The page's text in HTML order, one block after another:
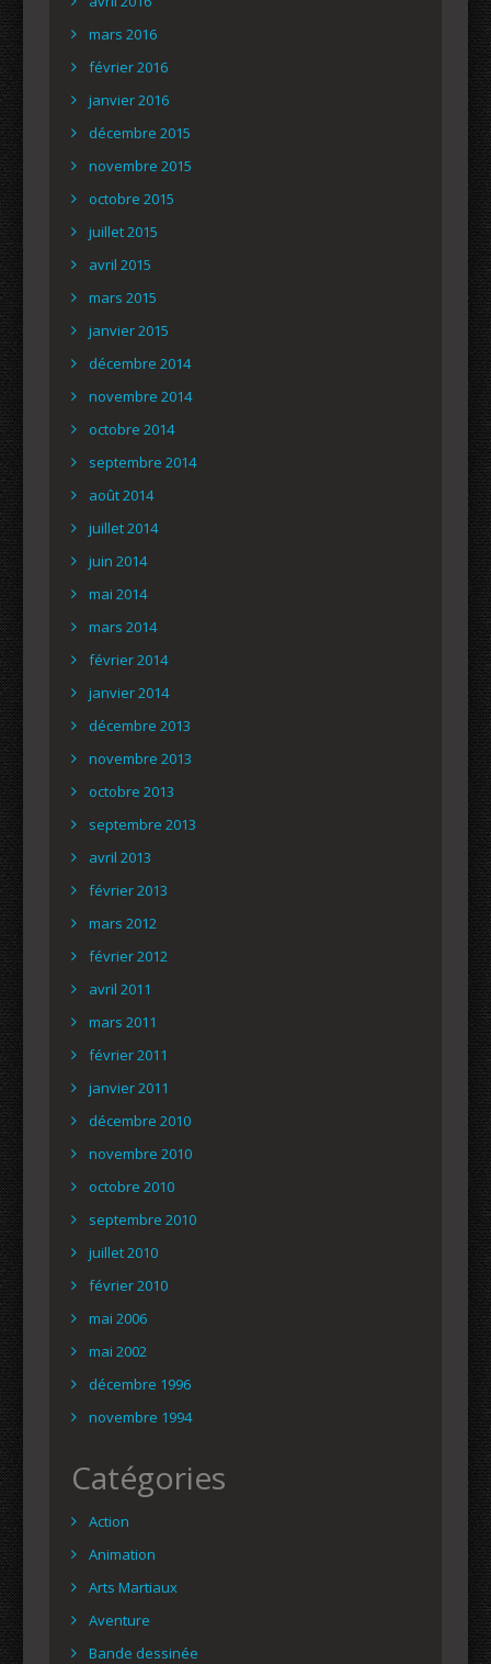
mars 2016
février 2016
janvier 2016
décembre 2015
novembre 2015
octobre 2015
juillet 2015
avril 2015
mars 2015
janvier 2015
décembre 2014
novembre 2014
octobre 2014
septembre 2014
août 2014
juillet 2014
juin 2014
mai 2014
mars 2014
février 2014
janvier 2014
décembre 2013
novembre 2013
octobre 2013
septembre 2013
avril 2013
février 2013
mars 2012
février 2012
avril 2011
mars 2011
février 2011
janvier 2011
décembre 2010
novembre 2010
octobre 2010
septembre 2010
juillet 2010
février 2010
mai 2006
mai 2002
décembre 1996
novembre 1994
Catégories
Action
Animation
Arts Martiaux
Aventure
Bande dessinée